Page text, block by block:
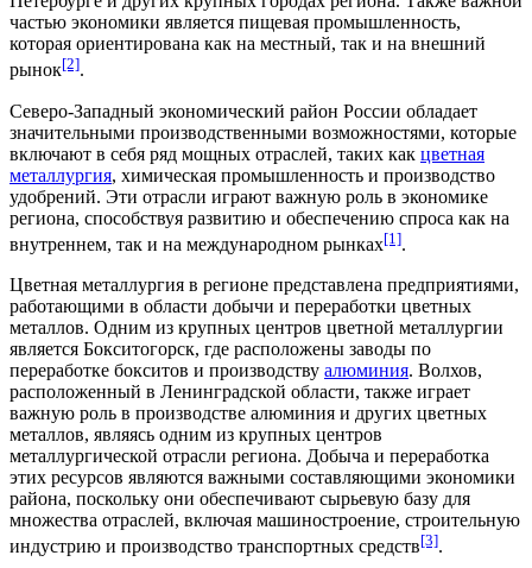
частью экономики является пищевая промышленность,
которая ориентирована как на местный, так и на внешний
рынок[2].
Северо-Западный экономический район России обладает
значительными производственными возможностями, которые
включают в себя ряд мощных отраслей, таких как цветная
металлургия, химическая промышленность и производство
удобрений. Эти отрасли играют важную роль в экономике
региона, способствуя развитию и обеспечению спроса как на
внутреннем, так и на международном рынках[1].
Цветная металлургия в регионе представлена предприятиями,
работающими в области добычи и переработки цветных
металлов. Одним из крупных центров цветной металлургии
является Бокситогорск, где расположены заводы по
переработке бокситов и производству алюминия. Волхов,
расположенный в Ленинградской области, также играет
важную роль в производстве алюминия и других цветных
металлов, являясь одним из крупных центров
металлургической отрасли региона. Добыча и переработка
этих ресурсов являются важными составляющими экономики
района, поскольку они обеспечивают сырьевую базу для
множества отраслей, включая машиностроение, строительную
индустрию и производство транспортных средств[3].